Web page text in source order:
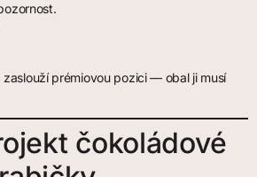
zaslouží prémiovou pozici — obal ji musí
čokoládové